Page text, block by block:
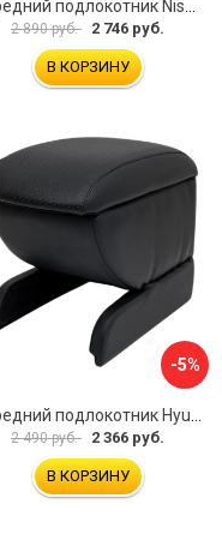
Передний подлокотник Nissan Almera 2013- AVTOLIDER1 PP-Nissan-Almera-13-01
2 890 руб. 2 746 руб.
В КОРЗИНУ
-5%
2 490 руб. 2 366 руб.
В КОРЗИНУ